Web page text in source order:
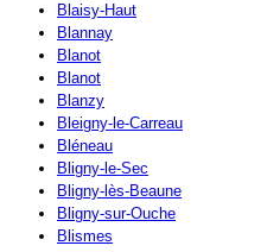
Blaisy-Haut
Blannay
Blanot
Blanot
Blanzy
Bleigny-le-Carreau
Bléneau
Bligny-le-Sec
Bligny-lès-Beaune
Bligny-sur-Ouche
Blismes